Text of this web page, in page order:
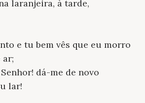
laranjeira, à tarde,
e tu bem vês que eu morro
ar;
dá-me de novo
lar!